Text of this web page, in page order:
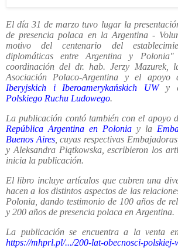
El día 31 de marzo tuvo lugar la
de presencia polaca en la Argentina -
motivo del centenario del
diplomáticas entre Argentina y
coordinación del dr. hab.Jerzy Mazurek,
Asociación Polaco-Argentina y el apoyo
Iberyjskich i Iberoamerykańskich UWy
Polskiego Ruchu Ludowego.
La publicación contó también con el apoyo
República Argentina en Polonia y la
Buenos Aires, cuyas respectivas
y Aleksandra Piątkowska, escribieron los
inicia la publicación.
El libro incluye artículos que cubren una
hacen a los distintos aspectos de las
Polonia, dando testimonio de 100 años de
y 200 años de presencia polaca en Argentina.
La publicación se encuentra a la venta
https://mhprl.pl/.../200-lat-obecnosci-polskiej-